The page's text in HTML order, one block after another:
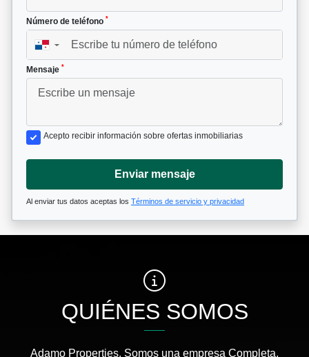
Número de teléfono *
▼
Mensaje *
Acepto recibir información sobre ofertas inmobiliarias
Enviar mensaje
Al enviar tus datos aceptas los Términos de servicio y privacidad
QUIÉNES SOMOS
Adamo Properties, Somos una empresa Completa,